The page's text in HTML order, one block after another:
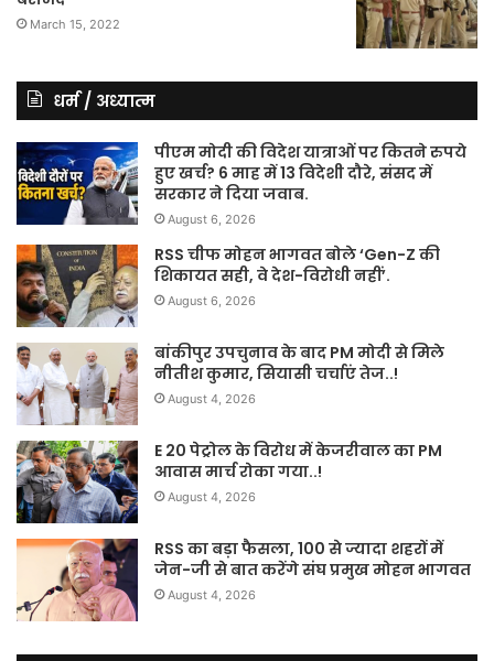
March 15, 2022
धर्म / अध्यात्म
पीएम मोदी की विदेश यात्राओं पर कितने रुपये
हुए खर्च? 6 माह में 13 विदेशी दौरे, संसद में
सरकार ने दिया जवाब.
August 6, 2026
RSS चीफ मोहन भागवत बोले ‘Gen-Z की
शिकायत सही, वे देश-विरोधी नहीं’.
August 6, 2026
बांकीपुर उपचुनाव के बाद PM मोदी से मिले
नीतीश कुमार, सियासी चर्चाएं तेज..!
August 4, 2026
E 20 पेट्रोल के विरोध में केजरीवाल का PM
आवास मार्च रोका गया..!
August 4, 2026
RSS का बड़ा फैसला, 100 से ज्यादा शहरों में
जेन-जी से बात करेंगे संघ प्रमुख मोहन भागवत
August 4, 2026